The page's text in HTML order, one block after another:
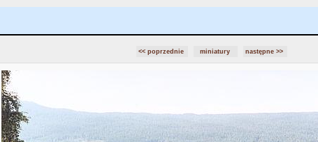
<< poprzednie miniatury następne >>